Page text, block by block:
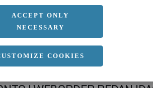
ACCEPT ONLY
NECESSARY
COOKIES